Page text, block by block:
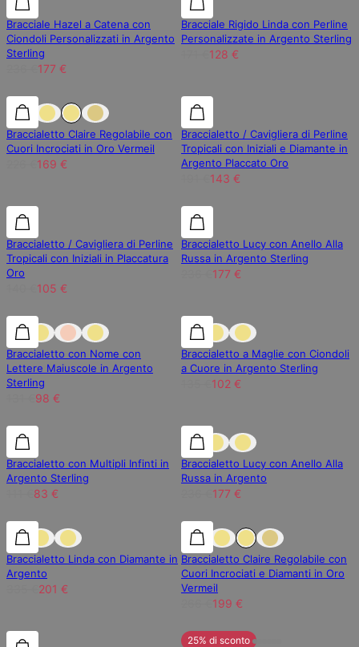
Bracciale Hazel a Catena con
Ciondoli Personalizzati in Argento
Sterling
177 €
Bracciale Rigido Linda con Perline
Personalizzate in Argento Sterling
128 €
25% di sconto 25% di sconto
Braccialetto Claire Regolabile con
Cuori Incrociati in Oro Vermeil
169 €
25% di sconto
Braccialetto / Cavigliera di Perline
Tropicali con Iniziali e Diamante in
Argento Placcato Oro
143 €
25% di sconto 25% di sconto
Braccialetto / Cavigliera di Perline
Tropicali con Iniziali in Placcatura
Oro
105 €
25% di sconto
Braccialetto Lucy con Anello Alla
Russa in Argento Sterling
177 €
25% di sconto 25% di sconto
Braccialetto con Nome con
Lettere Maiuscole in Argento
Sterling
98 €
25% di sconto
Braccialetto a Maglie con Ciondoli
a Cuore in Argento Sterling
102 €
25% di sconto 25% di sconto
Braccialetto con Multipli Infinti in
Argento Sterling
83 €
25% di sconto
Braccialetto Lucy con Anello Alla
Russa in Argento
177 €
40% di sconto 40% di sconto
Braccialetto Linda con Diamante in
Argento
201 €
25% di sconto
Braccialetto Claire Regolabile con
Cuori Incrociati e Diamanti in Oro
Vermeil
199 €
25% di sconto 25% di sconto
25% di sconto